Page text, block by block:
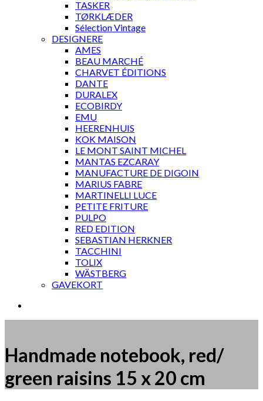
TASKER
TØRKLÆDER
Sélection Vintage
DESIGNERE
AMES
BEAU MARCHÉ
CHARVET ÉDITIONS
DANTE
DURALEX
ECOBIRDY
EMU
HEERENHUIS
KOK MAISON
LE MONT SAINT MICHEL
MANTAS EZCARAY
MANUFACTURE DE DIGOIN
MARIUS FABRE
MARTINELLI LUCE
PETITE FRITURE
PULPO
RED EDITION
SEBASTIAN HERKNER
TACCHINI
TOLIX
WÄSTBERG
GAVEKORT
Handmade notebook, red/
green raisins 15 x 20 cm